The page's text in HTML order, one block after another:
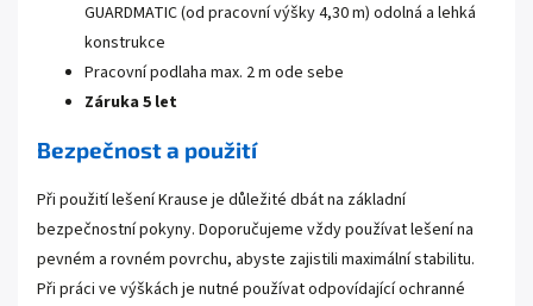
GUARDMATIC (od pracovní výšky 4,30 m) odolná a lehká
konstrukce
Pracovní podlaha max. 2 m ode sebe
Záruka 5 let
Bezpečnost a použití
Při použití lešení Krause je důležité dbát na základní
bezpečnostní pokyny. Doporučujeme vždy používat lešení na
pevném a rovném povrchu, abyste zajistili maximální stabilitu.
Při práci ve výškách je nutné používat odpovídající ochranné